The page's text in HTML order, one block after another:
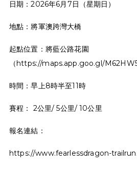
日期：2026年6月7日（星期日）
地點：將軍澳跨灣大橋
起點位置：將藍公路花園
（https://maps.app.goo.gl/
時間：早上8時半至11時
賽程： 2公里/ 5公里/ 10公里
報名連結：
https://www.fearlessdragon-